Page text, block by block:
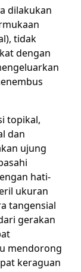
dilakukan
tidak
dengan
topikal,
dan
ujung
hati-
ukuran
tangensial
gerakan
mendorong
keraguan